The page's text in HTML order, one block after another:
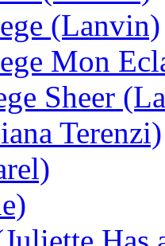
(Lanvin)
Mon
Sheer
Terenzi)